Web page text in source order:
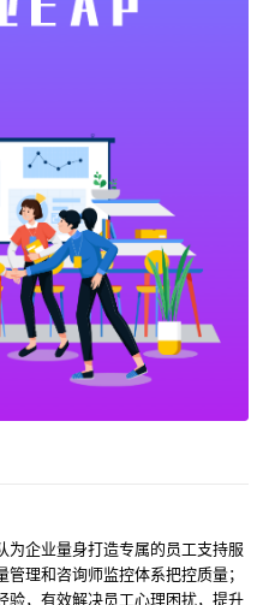
为企业量身打造专属的员工支持服
理和咨询师监控体系把控质量；
验，有效解决员工心理困扰，提升